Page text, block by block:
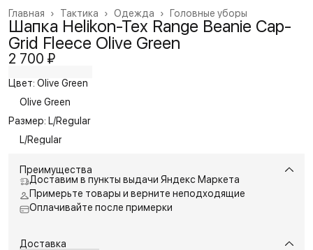
Головные уборы
Одежда ›
Тактика ›
Главная ›
Шапка Helikon-Tex Range Beanie Cap-
Grid Fleece Olive Green
2 700 ₽
Цвет: Olive Green
Olive Green
Размер: L/Regular
L/Regular
Преимущества
Доставим в пункты выдачи Яндекс Маркета
Примерьте товары и верните неподходящие
Оплачивайте после примерки
Доставка